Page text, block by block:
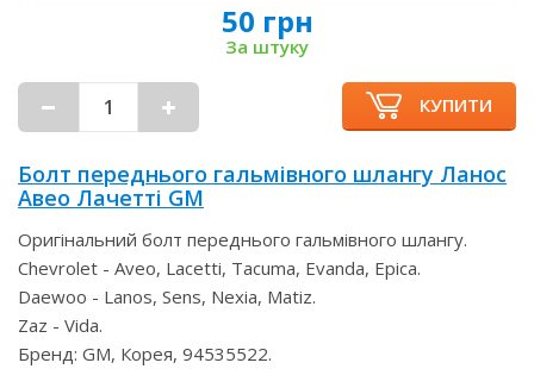
50 грн
За штуку
КУПИТИ
Болт переднього гальмівного шлангу Ланос
Авео Лачетті GM
Оригінальний болт переднього гальмівного шлангу.
Chevrolet - Aveo, Lacetti, Tacuma, Evanda, Epica.
Daewoo - Lanos, Sens, Nexia, Matiz.
Zaz - Vida.
Бренд: GM, Корея, 94535522.